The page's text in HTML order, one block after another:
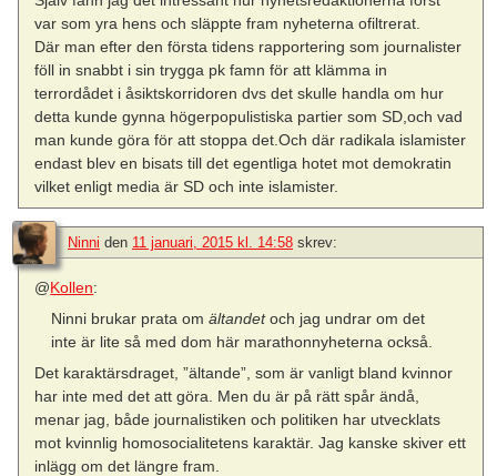
var som yra hens och släppte fram nyheterna ofiltrerat.
Där man efter den första tidens rapportering som journalister
föll in snabbt i sin trygga pk famn för att klämma in
terrordådet i åsiktskorridoren dvs det skulle handla om hur
detta kunde gynna högerpopulistiska partier som SD,och vad
man kunde göra för att stoppa det.Och där radikala islamister
endast blev en bisats till det egentliga hotet mot demokratin
vilket enligt media är SD och inte islamister.
Ninni den 11 januari, 2015 kl. 14:58 skrev:
@Kollen:
Ninni brukar prata om ältandetoch jag undrar om det
inte är lite så med dom här marathonnyheterna också.
Det karaktärsdraget, ”ältande”, som är vanligt bland kvinnor
har inte med det att göra. Men du är på rätt spår ändå,
menar jag, både journalistiken och politiken har utvecklats
mot kvinnlig homosocialitetens karaktär. Jag kanske skiver ett
inlägg om det längre fram.